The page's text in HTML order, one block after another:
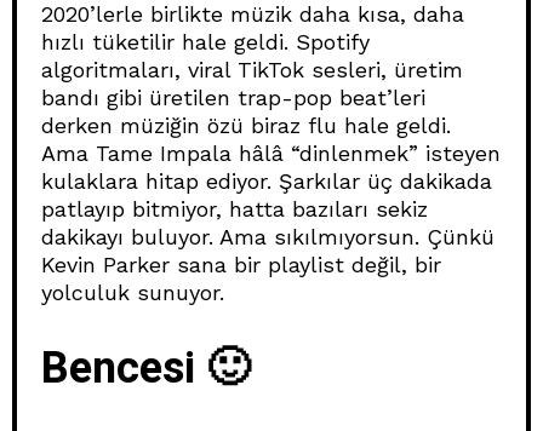
2020’lerle birlikte müzik daha kısa, daha
hızlı tüketilir hale geldi. Spotify
algoritmaları, viral TikTok sesleri, üretim
bandı gibi üretilen trap-pop beat’leri
derken müziğin özü biraz flu hale geldi.
Ama Tame Impala hâlâ “dinlenmek” isteyen
kulaklara hitap ediyor. Şarkılar üç dakikada
patlayıp bitmiyor, hatta bazıları sekiz
dakikayı buluyor. Ama sıkılmıyorsun. Çünkü
Kevin Parker sana bir playlist değil, bir
yolculuk sunuyor.
Bencesi 🙂